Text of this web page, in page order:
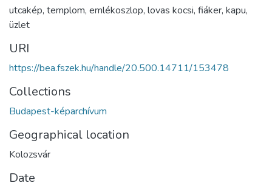
utcakép, templom, emlékoszlop, lovas kocsi, fiáker, kapu,
üzlet
URI
https://bea.fszek.hu/handle/20.500.14711/153478
Collections
Budapest-képarchívum
Geographical location
Kolozsvár
Date